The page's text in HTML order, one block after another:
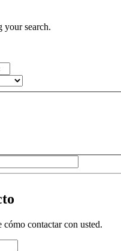
your search.
contactar con usted.